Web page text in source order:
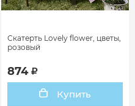
Скатерть Lovely flower, цветы,
розовый
874
Купить